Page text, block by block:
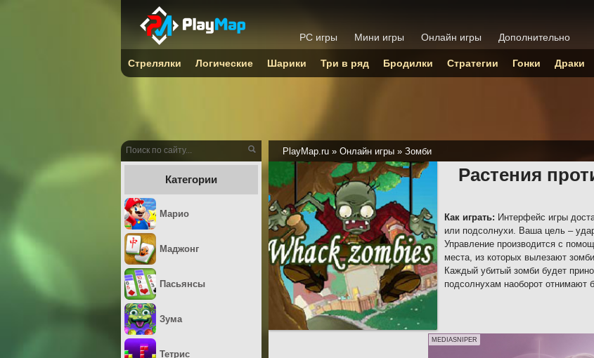
PlayMap.ru » Онлайн игры » Зомби
Растения
Как играть: Интерфейс игры
или подсолнухи. Ваша цель –
Управление производится с
места, из которых вылезают
Каждый убитый зомби будет
подсолнухам наоборот отнимают
MEDIASNIPER
Категории
Марио
Маджонг
Пасьянсы
Зума
Тетрис
PC игры Мини игры Онлайн игры Дополнительно
Стрелялки Логические Шарики Три в ряд Бродилки Стратегии Гонки Драки